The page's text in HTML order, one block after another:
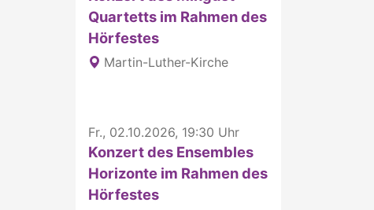
Quartetts im Rahmen des
Hörfestes
Martin-Luther-Kirche
Fr., 02.10.2026, 19:30 Uhr
Konzert des Ensembles
Horizonte im Rahmen des
Hörfestes